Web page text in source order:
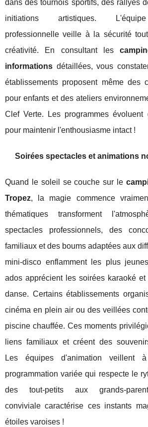
dans des tournois sportifs, des rallyes
initiations artistiques.
professionnelle veille à la sécurité
créativité. En consultant les
informations détaillées, vous
établissements proposent même des
pour enfants et des ateliers
Clef Verte. Les programmes évoluent
pour maintenir l'enthousiasme intact !
Soirées spectacles et animations
Quand le soleil se couche sur le
Tropez, la magie commence
thématiques transforment
spectacles professionnels, des
familiaux et des boums adaptées aux
mini-disco enflamment les plus
ados apprécient les soirées karaoké
danse. Certains établissements
cinéma en plein air ou des veillées
piscine chauffée. Ces moments
liens familiaux et créent des
Les équipes d'animation veillent
programmation variée qui respecte le
des tout-petits aux grands-
conviviale caractérise ces instants
étoiles varoises !